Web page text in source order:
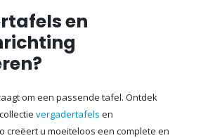
en
om een passende tafel. Ontdek
vergadertafels en
creëert u moeiteloos een complete en